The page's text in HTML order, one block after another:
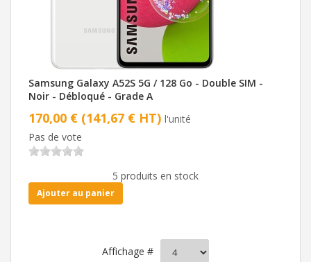
Samsung Galaxy A52S 5G / 128 Go - Double SIM -
Noir - Débloqué - Grade A
170,00 € (141,67 € HT) l'unité
Pas de vote
5 produits en stock
Ajouter au panier
Affichage #